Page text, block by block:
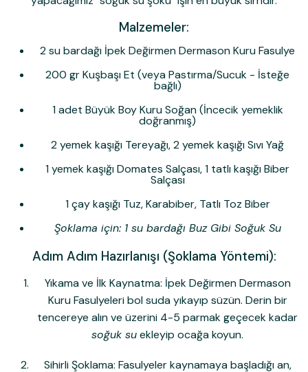
Malzemeler:
2 su bardağı İpek Değirmen Dermason Kuru Fasulye
200 gr Kuşbaşı Et (veya Pastırma/Sucuk - İsteğe
bağlı)
1 adet Büyük Boy Kuru Soğan (İncecik yemeklik
doğranmış)
2 yemek kaşığı Tereyağı, 2 yemek kaşığı Sıvı Yağ
1 yemek kaşığı Domates Salçası, 1 tatlı kaşığı Biber
Salçası
1 çay kaşığı Tuz, Karabiber, Tatlı Toz Biber
Şoklama için: 1 su bardağı Buz Gibi Soğuk Su
Adım Adım Hazırlanışı (Şoklama Yöntemi):
Yıkama ve İlk Kaynatma: İpek Değirmen Dermason
Kuru Fasulyeleri bol suda yıkayıp süzün. Derin bir
tencereye alın ve üzerini 4-5 parmak geçecek kadar
soğuk suekleyip ocağa koyun.
Sihirli Şoklama: Fasulyeler kaynamaya başladığı an,